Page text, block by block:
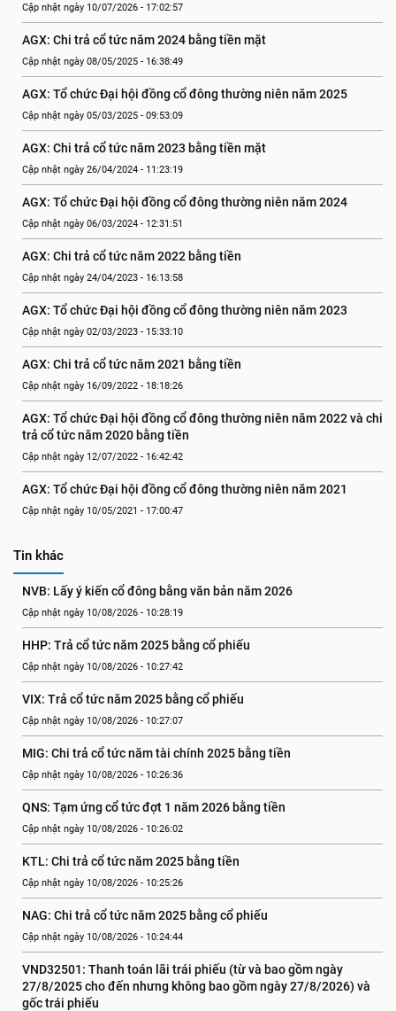
Cập nhật ngày 10/07/2026 - 17:02:57
AGX: Chi trả cổ tức năm 2024 bằng tiền mặt
Cập nhật ngày 08/05/2025 - 16:38:49
AGX: Tổ chức Đại hội đồng cổ đông thường niên năm 2025
Cập nhật ngày 05/03/2025 - 09:53:09
AGX: Chi trả cổ tức năm 2023 bằng tiền mặt
Cập nhật ngày 26/04/2024 - 11:23:19
AGX: Tổ chức Đại hội đồng cổ đông thường niên năm 2024
Cập nhật ngày 06/03/2024 - 12:31:51
AGX: Chi trả cổ tức năm 2022 bằng tiền
Cập nhật ngày 24/04/2023 - 16:13:58
AGX: Tổ chức Đại hội đồng cổ đông thường niên năm 2023
Cập nhật ngày 02/03/2023 - 15:33:10
AGX: Chi trả cổ tức năm 2021 bằng tiền
Cập nhật ngày 16/09/2022 - 18:18:26
AGX: Tổ chức Đại hội đồng cổ đông thường niên năm 2022 và chi
trả cổ tức năm 2020 bằng tiền
Cập nhật ngày 12/07/2022 - 16:42:42
AGX: Tổ chức Đại hội đồng cổ đông thường niên năm 2021
Cập nhật ngày 10/05/2021 - 17:00:47
Tin khác
NVB: Lấy ý kiến cổ đông bằng văn bản năm 2026
Cập nhật ngày 10/08/2026 - 10:28:19
HHP: Trả cổ tức năm 2025 bằng cổ phiếu
Cập nhật ngày 10/08/2026 - 10:27:42
VIX: Trả cổ tức năm 2025 bằng cổ phiếu
Cập nhật ngày 10/08/2026 - 10:27:07
MIG: Chi trả cổ tức năm tài chính 2025 bằng tiền
Cập nhật ngày 10/08/2026 - 10:26:36
QNS: Tạm ứng cổ tức đợt 1 năm 2026 bằng tiền
Cập nhật ngày 10/08/2026 - 10:26:02
KTL: Chi trả cổ tức năm 2025 bằng tiền
Cập nhật ngày 10/08/2026 - 10:25:26
NAG: Chi trả cổ tức năm 2025 bằng cổ phiếu
Cập nhật ngày 10/08/2026 - 10:24:44
VND32501: Thanh toán lãi trái phiếu (từ và bao gồm ngày
27/8/2025 cho đến nhưng không bao gồm ngày 27/8/2026) và
gốc trái phiếu